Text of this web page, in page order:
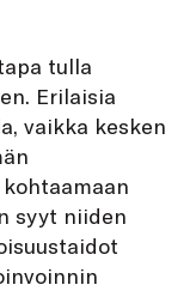
tulla
Erilaisia
vaikka kesken
syyt niiden